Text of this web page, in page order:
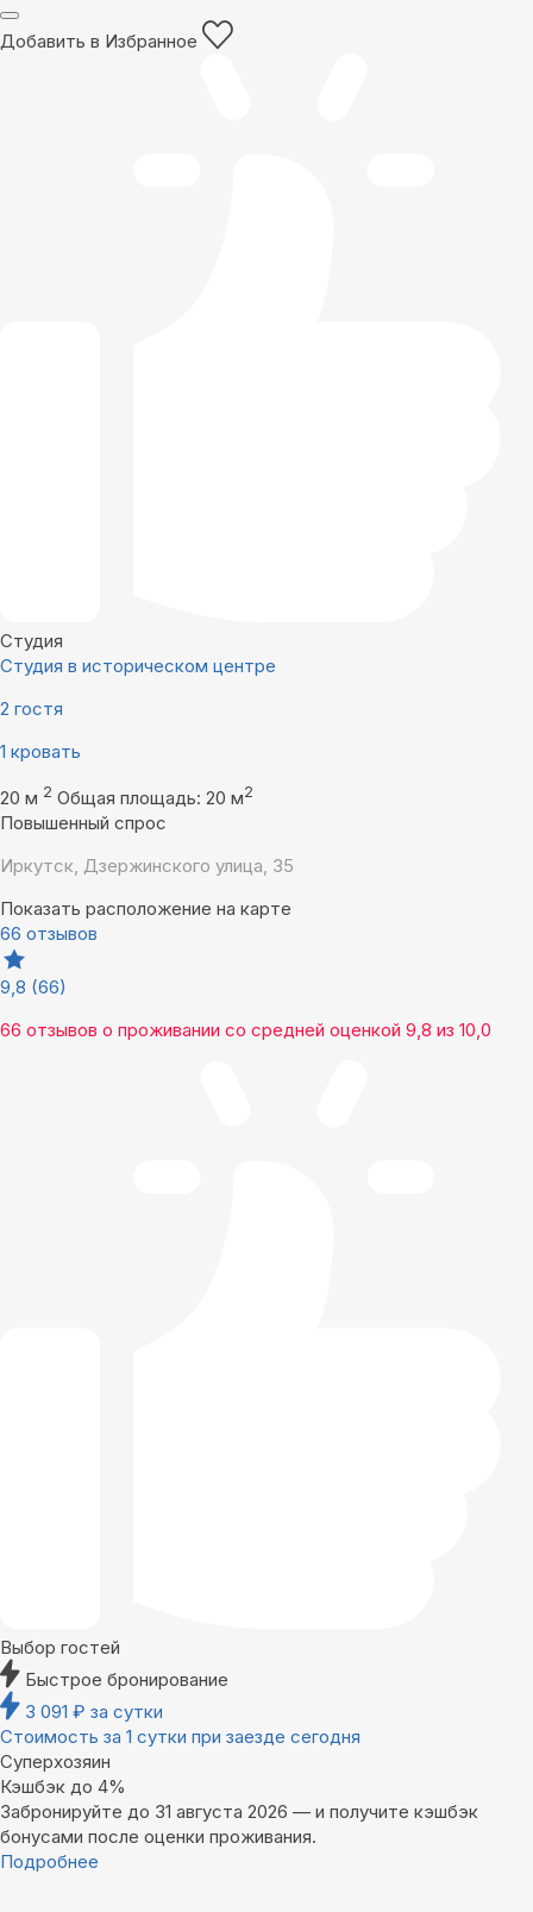
Добавить в Избранное
Студия
Студия в историческом центре
2 гостя
1 кровать
20 м 2 Общая площадь: 20 м2
Повышенный спрос
Иркутск, Дзержинского улица, 35
Показать расположение на карте
66 отзывов
9,8 (66)
66 отзывов о проживании со средней оценкой 9,8 из 10,0
Выбор гостей
Быстрое бронирование
3 091 ₽ за сутки
Стоимость за 1 сутки при заезде сегодня
Суперхозяин
Кэшбэк до 4%
Забронируйте до 31 августа 2026 — и получите кэшбэк
бонусами после оценки проживания.
Подробнее